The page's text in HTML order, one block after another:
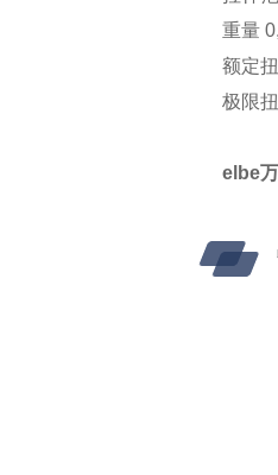
重量
额定
极限
elbe